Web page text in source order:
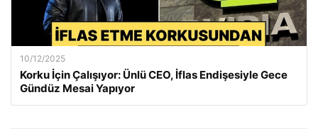
10/12/2025
Korku İçin Çalışıyor: Ünlü CEO, İflas Endişesiyle Gece
Gündüz Mesai Yapıyor